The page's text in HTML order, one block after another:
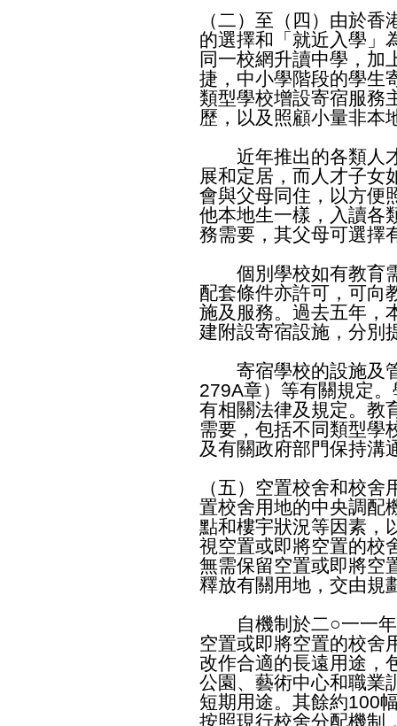
（二）至（四）由於
的選擇和「就近入學」
同一校網升讀中學，加
捷，中小學階段的學生
類型學校增設寄宿服務
歷，以及照顧小量非本
近年推出的各類人才
展和定居，而人才子女
會與父母同住，以方便
他本地生一樣，入讀各
務需要，其父母可選擇
個別學校如有教育需
配套條件亦許可，可向
施及服務。過去五年，
建附設寄宿設施，分別
寄宿學校的設施及管
279A章）等有關規定
有相關法律及規定。教
需要，包括不同類型學
及有關政府部門保持溝
（五）空置校舍和校
置校舍用地的中央調配
點和樓宇狀況等因素，
視空置或即將空置的校
無需保留空置或即將空
釋放有關用地，交由規
自機制於二○一一年
空置或即將空置的校舍
改作合適的長遠用途，
公園、藝術中心和職業
短期用途。其餘約100
按照現行校舍分配機制